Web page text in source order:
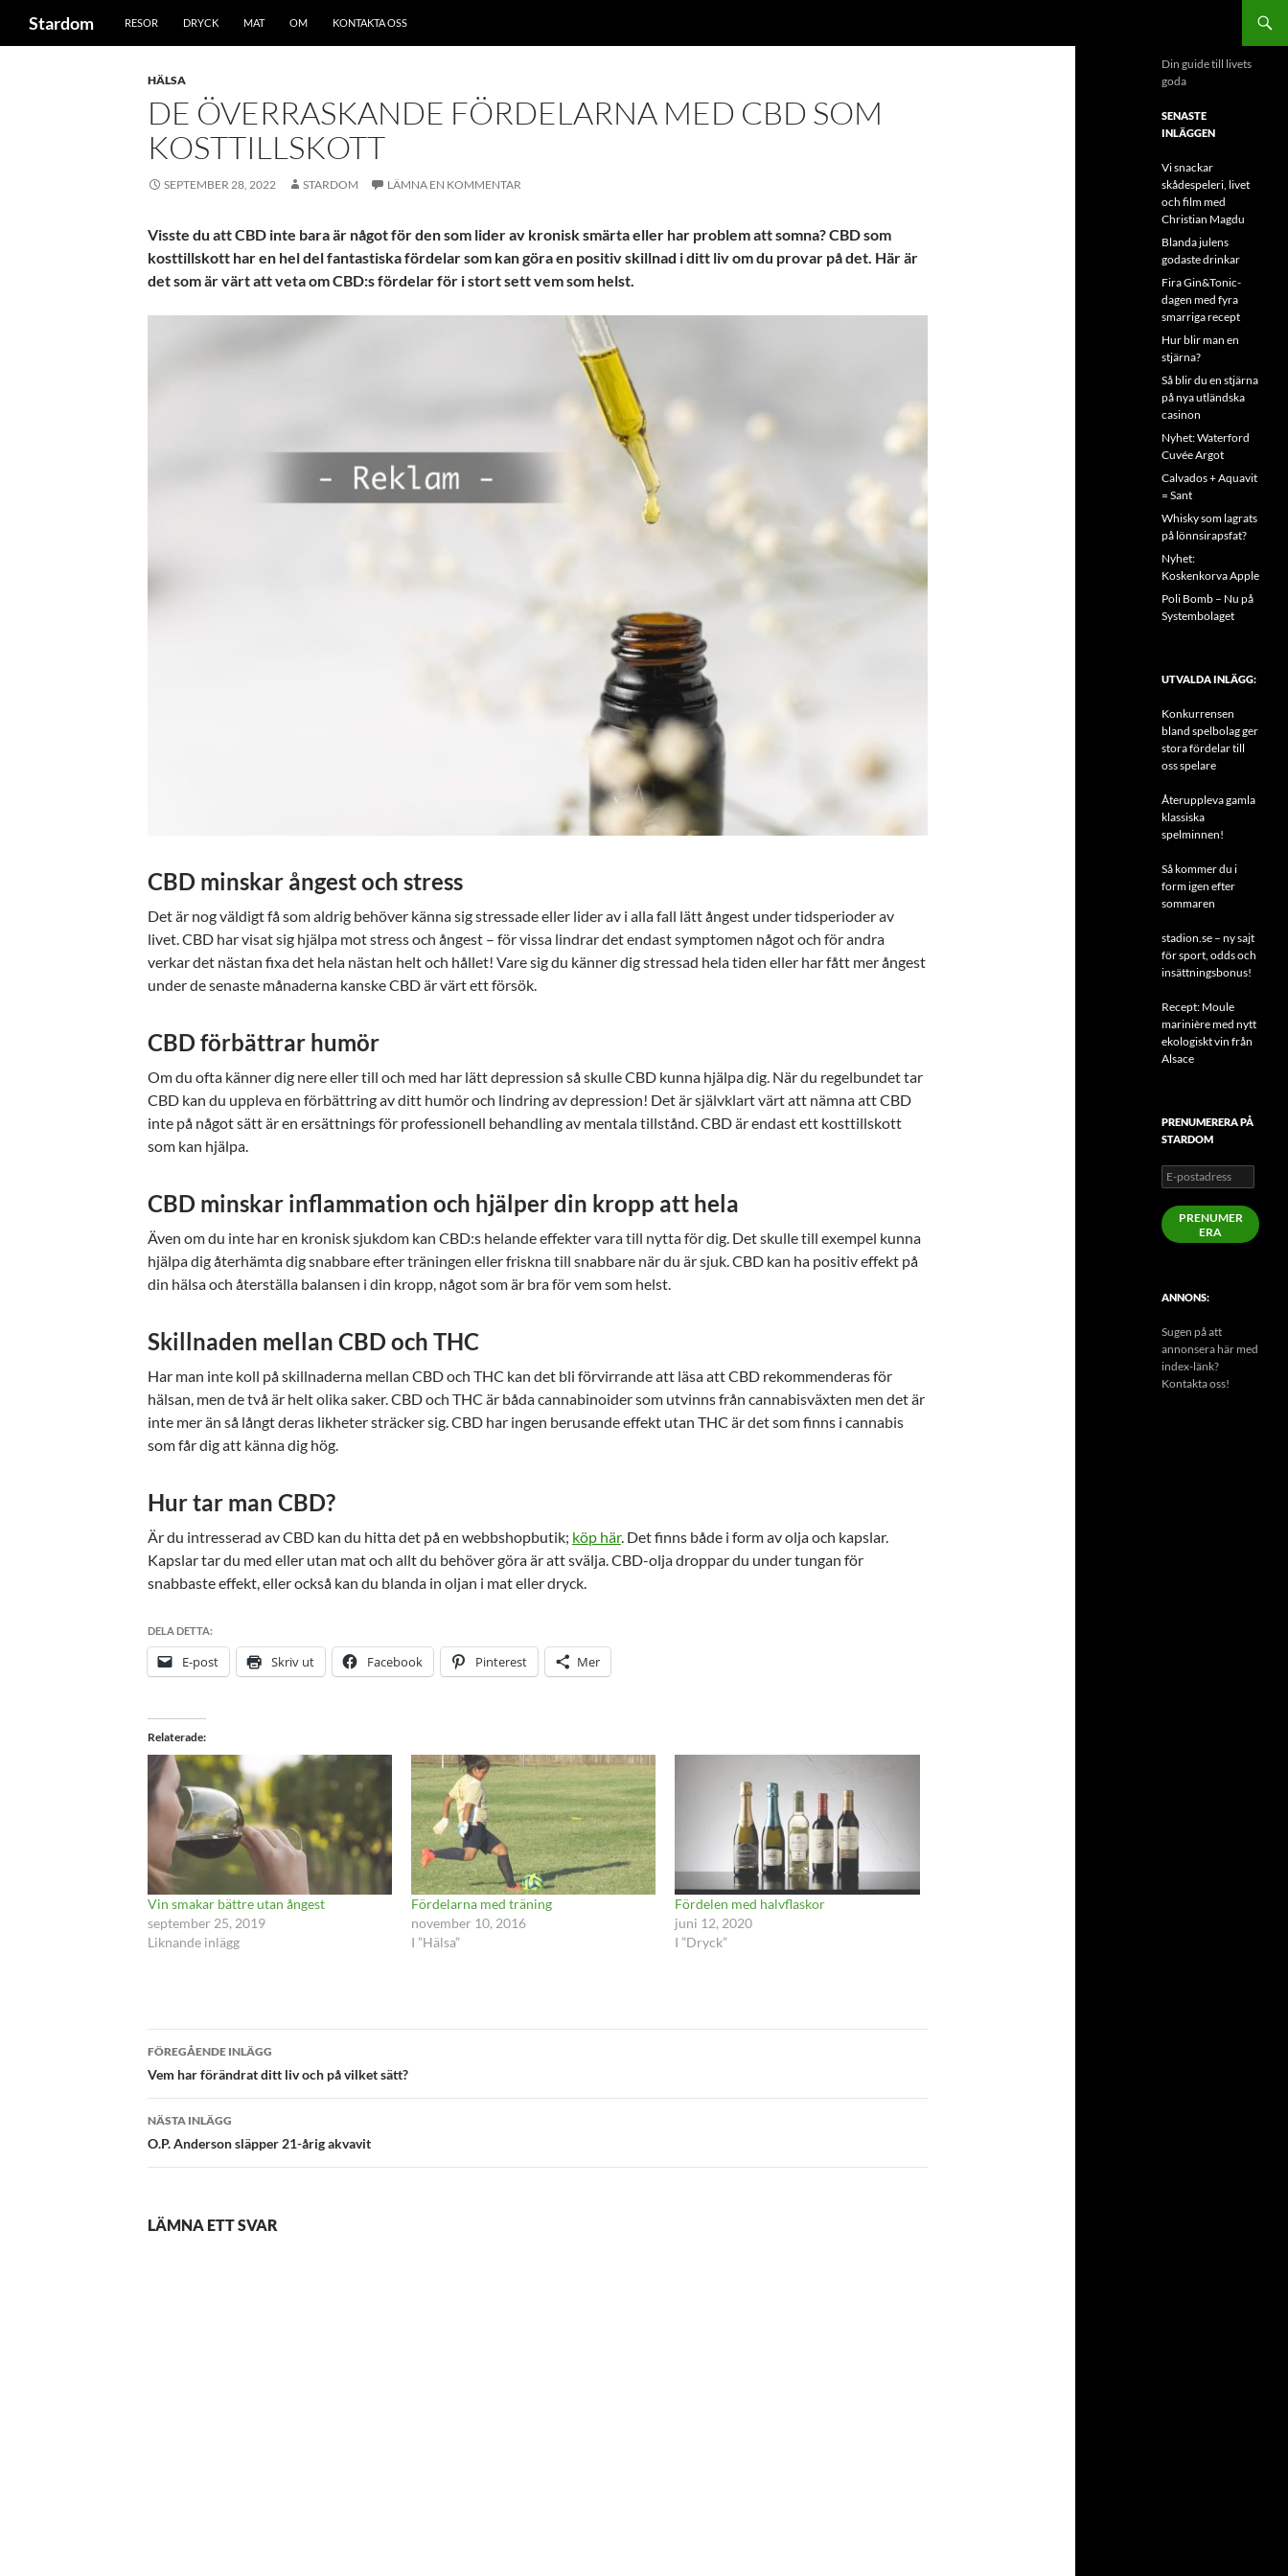
Stardom RESOR DRYCK MAT OM KONTAKTA OSS
HÄLSA
DE ÖVERRASKANDE FÖRDELARNA MED CBD SOM
KOSTTILLSKOTT
SEPTEMBER 28, 2022 STARDOM LÄMNA EN KOMMENTAR
Visste du att CBD inte bara är något för den som lider av kronisk smärta eller har problem att somna? CBD som
kosttillskott har en hel del fantastiska fördelar som kan göra en positiv skillnad i ditt liv om du provar på det. Här är
det som är värt att veta om CBD:s fördelar för i stort sett vem som helst.
CBD minskar ångest och stress
Det är nog väldigt få som aldrig behöver känna sig stressade eller lider av i alla fall lätt ångest under tidsperioder av
livet. CBD har visat sig hjälpa mot stress och ångest – för vissa lindrar det endast symptomen något och för andra
verkar det nästan fixa det hela nästan helt och hållet! Vare sig du känner dig stressad hela tiden eller har fått mer ångest
under de senaste månaderna kanske CBD är värt ett försök.
CBD förbättrar humör
Om du ofta känner dig nere eller till och med har lätt depression så skulle CBD kunna hjälpa dig. När du regelbundet tar
CBD kan du uppleva en förbättring av ditt humör och lindring av depression! Det är självklart värt att nämna att CBD
inte på något sätt är en ersättnings för professionell behandling av mentala tillstånd. CBD är endast ett kosttillskott
som kan hjälpa.
CBD minskar inflammation och hjälper din kropp att hela
Även om du inte har en kronisk sjukdom kan CBD:s helande effekter vara till nytta för dig. Det skulle till exempel kunna
hjälpa dig återhämta dig snabbare efter träningen eller friskna till snabbare när du är sjuk. CBD kan ha positiv effekt på
din hälsa och återställa balansen i din kropp, något som är bra för vem som helst.
Skillnaden mellan CBD och THC
Har man inte koll på skillnaderna mellan CBD och THC kan det bli förvirrande att läsa att CBD rekommenderas för
hälsan, men de två är helt olika saker. CBD och THC är båda cannabinoider som utvinns från cannabisväxten men det är
inte mer än så långt deras likheter sträcker sig. CBD har ingen berusande effekt utan THC är det som finns i cannabis
som får dig att känna dig hög.
Hur tar man CBD?
Är du intresserad av CBD kan du hitta det på en webbshopbutik; köp här. Det finns både i form av olja och kapslar.
Kapslar tar du med eller utan mat och allt du behöver göra är att svälja. CBD-olja droppar du under tungan för
snabbaste effekt, eller också kan du blanda in oljan i mat eller dryck.
DELA DETTA:
E-post Skriv ut Facebook Pinterest Mer
Relaterade
Vin smakar bättre utan ångest
september 25, 2019
Liknande inlägg
Fördelarna med träning
november 10, 2016
I ”Hälsa”
Fördelen med halvflaskor
juni 12, 2020
I ”Dryck”
Inläggsnavigering
FÖREGÅENDE INLÄGG
Vem har förändrat ditt liv och på vilket sätt?
NÄSTA INLÄGG
O.P. Anderson släpper 21-årig akvavit
LÄMNA ETT SVAR
Din guide till livets
goda
SENASTE
INLÄGGEN
Vi snackar
skådespeleri, livet
och film med
Christian Magdu
Blanda julens
godaste drinkar
Fira Gin&Tonic-
dagen med fyra
smarriga recept
Hur blir man en
stjärna?
Så blir du en stjärna
på nya utländska
casinon
Nyhet: Waterford
Cuvée Argot
Calvados + Aquavit
= Sant
Whisky som lagrats
på lönnsirapsfat?
Nyhet:
Koskenkorva Apple
Poli Bomb – Nu på
Systembolaget
UTVALDA INLÄGG:
Konkurrensen
bland spelbolag ger
stora fördelar till
oss spelare
Återuppleva gamla
klassiska
spelminnen!
Så kommer du i
form igen efter
sommaren
stadion.se – ny sajt
för sport, odds och
insättningsbonus!
Recept: Moule
marinière med nytt
ekologiskt vin från
Alsace
PRENUMERERA PÅ
STARDOM
E-
postadress
PRENUMER
ERA
ANNONS:
Sugen på att
annonsera här med
index-länk?
Kontakta oss!